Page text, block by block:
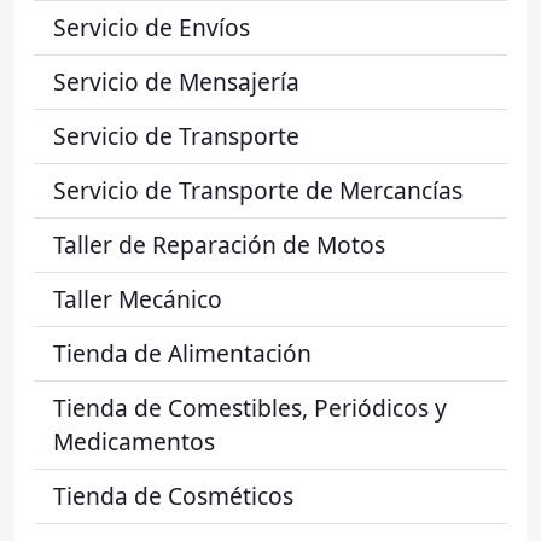
Servicio de Envíos
Servicio de Mensajería
Servicio de Transporte
Servicio de Transporte de Mercancías
Taller de Reparación de Motos
Taller Mecánico
Tienda de Alimentación
Tienda de Comestibles, Periódicos y
Medicamentos
Tienda de Cosméticos